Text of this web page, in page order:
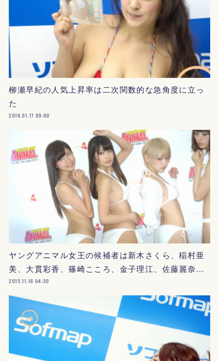
柳瀬早紀の人気上昇率は二次関数的な急角度に立っ
た
2016.01.17 09:00
ヤングアニマル女王の候補者は新木さくら、稲村亜
美、大貫彩香、篠崎こころ、金子理江、佐藤麗奈…
2015.11.16 04:30